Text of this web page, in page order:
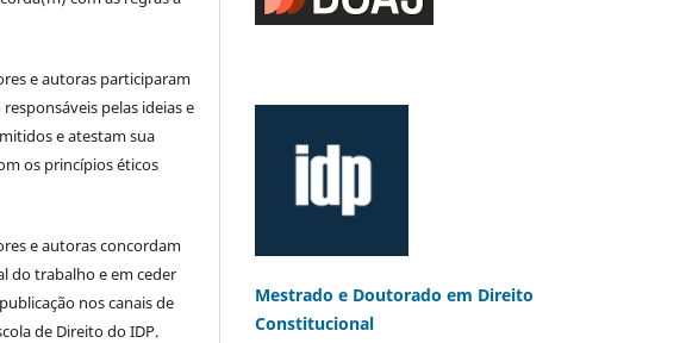
e autoras participaram
pelas ideias e
e atestam sua
os princípios éticos
e autoras concordam
do trabalho e em ceder
nos canais de
de Direito do IDP.
Mestrado e Doutorado em Direito
Constitucional